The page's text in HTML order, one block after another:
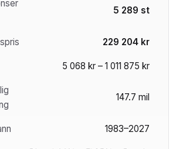
5 289 st
229 204 kr
5 068 kr – 1 011 875 kr
147.7 mil
1983–2027